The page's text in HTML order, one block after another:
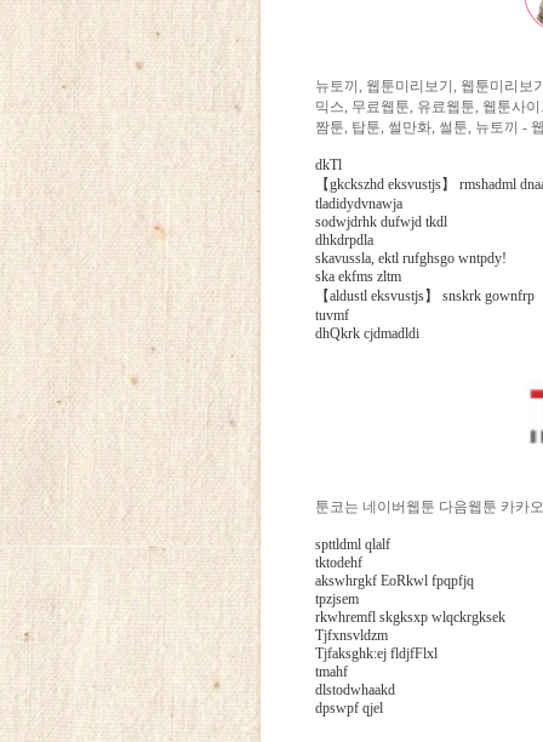
뉴토끼, 웹툰미리보기, 웹툰미리보
믹스, 무료웹툰, 유료웹툰, 웹툰사
짬툰, 탑툰, 썰만화, 썰툰, 뉴토끼 -
dkTl
【gkckszhd eksvustjs】 rmshadml
tladidydvnawja
sodwjdrhk dufwjd tkdl
dhkdrpdla
skavussla, ektl rufghsgo wntpdy!
ska ekfms zltm
【aldustl eksvustjs】 snskrk gownfrp
tuvmf
dhQkrk cjdmadldi
툰코는 네이버웹툰 다음웹툰 카카
spttldml qlalf
tktodehf
akswhrgkf EoRkwl fpqpfjq
tpzjsem
rkwhremfl skgksxp wlqckrgksek
Tjfxnsvldzm
Tjfaksghk:ej fldjfFlxl
tmahf
dlstodwhaakd
dpswpf qjel